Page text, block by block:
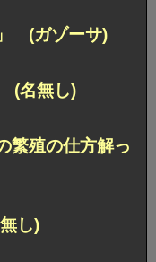
(ガゾーサ)
(名無し)
繁殖の仕方解っ
し)